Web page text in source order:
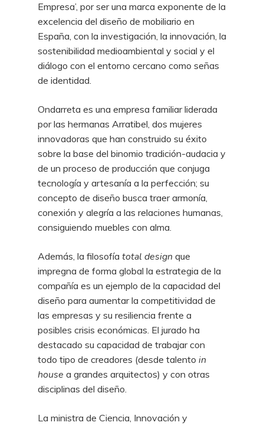
Empresa’, por ser una marca exponente de la
excelencia del diseño de mobiliario en
España, con la investigación, la innovación, la
sostenibilidad medioambiental y social y el
diálogo con el entorno cercano como señas
de identidad.
Ondarreta es una empresa familiar liderada
por las hermanas Arratibel, dos mujeres
innovadoras que han construido su éxito
sobre la base del binomio tradición-audacia y
de un proceso de producción que conjuga
tecnología y artesanía a la perfección; su
concepto de diseño busca traer armonía,
conexión y alegría a las relaciones humanas,
consiguiendo muebles con alma.
Además, la filosofía total design que
impregna de forma global la estrategia de la
compañía es un ejemplo de la capacidad del
diseño para aumentar la competitividad de
las empresas y su resiliencia frente a
posibles crisis económicas. El jurado ha
destacado su capacidad de trabajar con
todo tipo de creadores (desde talento in
house a grandes arquitectos) y con otras
disciplinas del diseño.
La ministra de Ciencia, Innovación y